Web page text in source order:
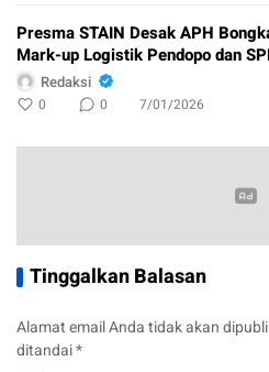
Presma STAIN Desak APH
Mark-up Logistik Pendopo dan
Redaksi
0 0 7/01/2026
Tinggalkan Balasan
Alamat email Anda tidak akan
ditandai*